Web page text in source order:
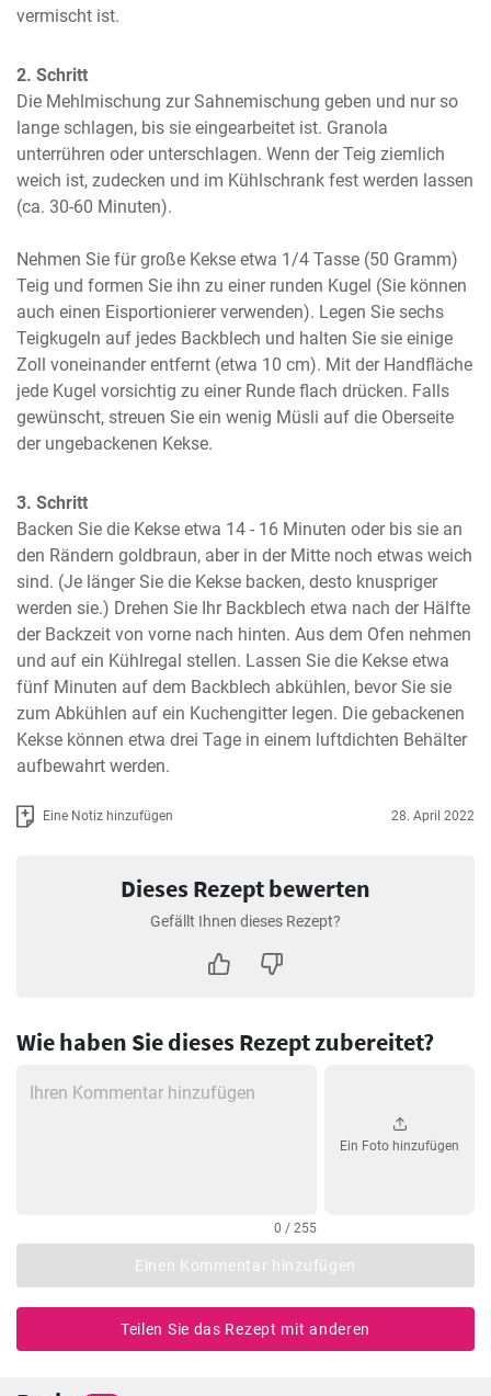
vermischt ist.
2. Schritt
Die Mehlmischung zur Sahnemischung geben und nur so
lange schlagen, bis sie eingearbeitet ist. Granola
unterrühren oder unterschlagen. Wenn der Teig ziemlich
weich ist, zudecken und im Kühlschrank fest werden lassen
(ca. 30-60 Minuten).
Nehmen Sie für große Kekse etwa 1/4 Tasse (50 Gramm)
Teig und formen Sie ihn zu einer runden Kugel (Sie können
auch einen Eisportionierer verwenden). Legen Sie sechs
Teigkugeln auf jedes Backblech und halten Sie sie einige
Zoll voneinander entfernt (etwa 10 cm). Mit der Handfläche
jede Kugel vorsichtig zu einer Runde flach drücken. Falls
gewünscht, streuen Sie ein wenig Müsli auf die Oberseite
der ungebackenen Kekse.
3. Schritt
Backen Sie die Kekse etwa 14 - 16 Minuten oder bis sie an
den Rändern goldbraun, aber in der Mitte noch etwas weich
sind. (Je länger Sie die Kekse backen, desto knuspriger
werden sie.) Drehen Sie Ihr Backblech etwa nach der Hälfte
der Backzeit von vorne nach hinten. Aus dem Ofen nehmen
und auf ein Kühlregal stellen. Lassen Sie die Kekse etwa
fünf Minuten auf dem Backblech abkühlen, bevor Sie sie
zum Abkühlen auf ein Kuchengitter legen. Die gebackenen
Kekse können etwa drei Tage in einem luftdichten Behälter
aufbewahrt werden.
Eine Notiz hinzufügen 28. April 2022
Dieses Rezept bewerten
Gefällt Ihnen dieses Rezept?
Wie haben Sie dieses Rezept zubereitet?
0 / 255
Ein Foto hinzufügen
Einen Kommentar hinzufügen
Teilen Sie das Rezept mit anderen